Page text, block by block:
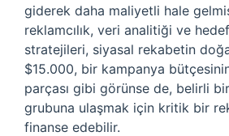
giderek daha maliyetli hale
reklamcılık, veri analitiği ve
stratejileri, siyasal rekabetin
$15.000, bir kampanya
parçası gibi görünse de, belirli
grubuna ulaşmak için kritik bir
finanse edebilir.